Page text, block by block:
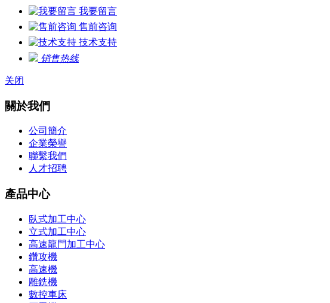
我要留言
售前咨询
技术支持
销售热线
关闭
關於我們
公司簡介
企業榮譽
聯繫我們
人才招聘
產品中心
臥式加工中心
立式加工中心
高速龍門加工中心
鑽攻機
高速機
雕銑機
數控車床